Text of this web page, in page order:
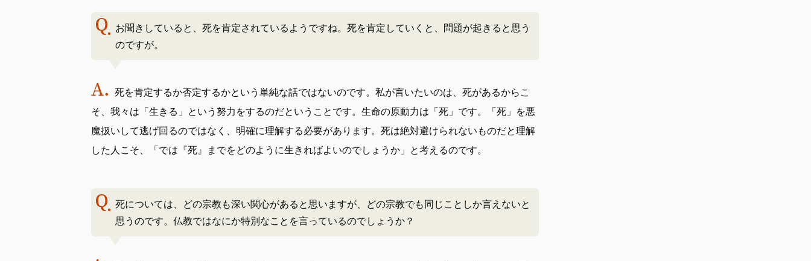
お聞きしていると、死を肯定されているようですね。死を肯定していくと、問題が起きると思う
のですが。
死を肯定するか否定するかという単純な話ではないのです。私が言いたいのは、死があるからこ
そ、我々は「生きる」という努力をするのだということです。生命の原動力は「死」です。「死」を悪
魔扱いして逃げ回るのではなく、明確に理解する必要があります。死は絶対避けられないものだと理解
した人こそ、「では『死』までをどのように生きればよいのでしょうか」と考えるのです。
死については、どの宗教も深い関心があると思いますが、どの宗教でも同じことしか言えないと
思うのです。仏教ではなにか特別なことを言っているのでしょうか？